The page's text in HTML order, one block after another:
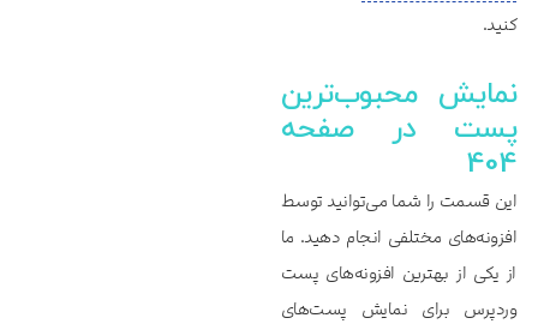
کنید.
نمایش محبوب‌‌‌‌‌ترین
پست در صفحه
404
این قسمت را شما می‌توانید توسط
افزونه‌های مختلفی انجام دهید. ما
از یکی از بهترین افزونه‌های پست
وردپرس برای نمایش پست‌های